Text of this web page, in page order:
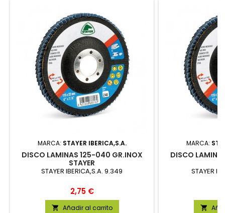
MARCA: STAYER IBERICA,S.A.
DISCO LAMINAS 125-040 GR.INOX
STAYER
STAYER IBERICA,S.A. 9.349
Precio
2,75 €
 Añadir al carrito
MARCA:
DISCO
STAYER
